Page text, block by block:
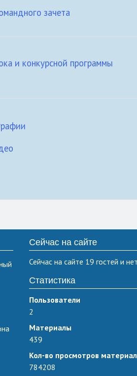
зачета
и конкурсной программы
Сейчас на сайте
Сейчас на сайте 19 гостей и
Статистика
Пользователи
2
Материалы
439
Кол-во просмотров
784208